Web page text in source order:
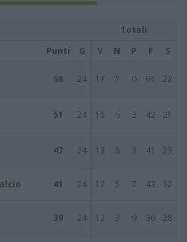
Totali
Punti G V N P F S
58 24 17 7 0 61 22
51 24 15 6 3 42 21
47 24 13 8 3 41 23
41 24 12 5 7 43 32
39 24 12 3 9 36 28